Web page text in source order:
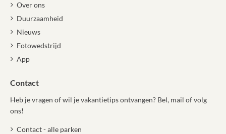
Over ons
Duurzaamheid
Nieuws
Fotowedstrijd
App
Contact
Heb je vragen of wil je vakantietips ontvangen? Bel, mail of volg
ons!
Contact - alle parken